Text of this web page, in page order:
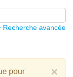
Recherche avancée
×
pour